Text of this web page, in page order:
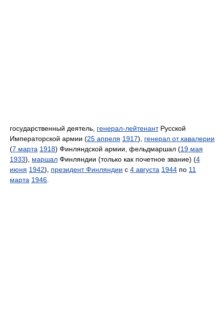
государственный деятель, генерал-лейтенантРусской
Императорской армии (25 апреля 1917), генерал от кавалерии
(7 марта 1918) Финляндской армии, фельдмаршал (19 мая
1933), маршал Финляндии (только как почетное звание) (4
июня 1942), президент Финляндии с 4 августа 1944 по 11
марта 1946